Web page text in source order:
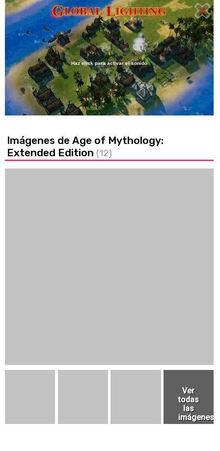
Unmute /
Loaded :
63.78%
Haz click para activar el sonido
Imágenes de Age of Mythology:
Extended Edition (12)